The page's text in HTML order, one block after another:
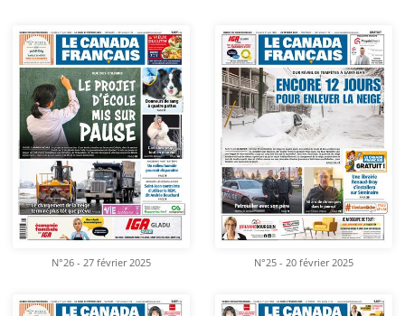
N°26 - 27 février 2025 N°25 - 20 février 2025